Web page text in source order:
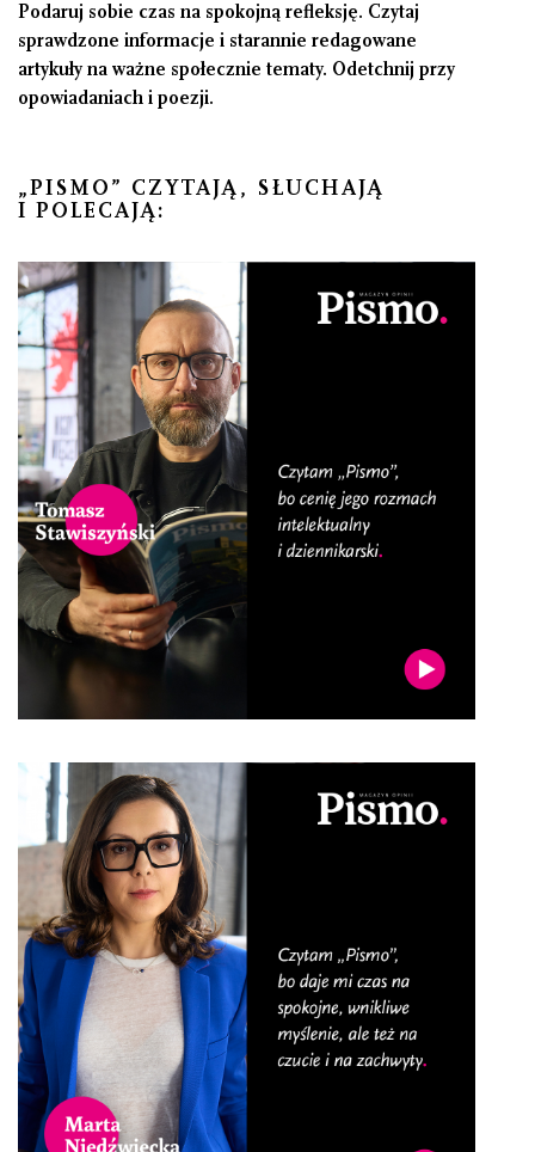
Podaruj sobie czas na spokojną refleksję. Czytaj
sprawdzone informacje i starannie redagowane
artykuły na ważne społecznie tematy. Odetchnij przy
opowiadaniach i poezji.
„PISMO” CZYTAJĄ, SŁUCHAJĄ
I POLECAJĄ: